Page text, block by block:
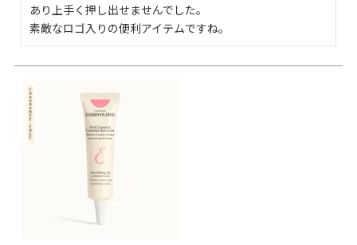
あり上手く押し出せませんでした。